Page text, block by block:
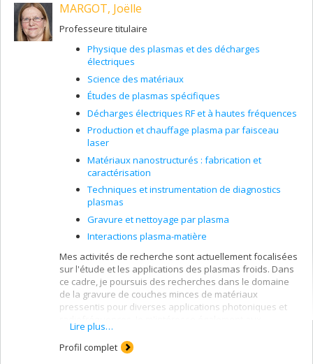
plasma en contact avec un liquide
plasma dans un liquide
plasma dans un milieu diphasique(par
exemple mélange de deux liquides immiscibles
ou mélange air-liquide, c.à.d. bulles).
En plus de la
compréhension fondamentale
science de cette nouvelle famille des plasmas, je
développe desapplications originales,
innovantes et prometteuses. Bien que le champ
d’application soit extrêmement large, je m’intéresse à
dans lastérilisation des eaux, la synthèse des
nanomatériauxetla production des carburants
propres.
Bien que le champ de recherche ''
relativement nouveau, les premiers résultats ont
montré qu'il y a unetrès belle physique
problématiques sérieuses au niveau mondial.
MARGOT, Joëlle
Professeure titulaire
Physique des plasmas et des décharges
électriques
Science des matériaux
Études de plasmas spécifiques
Décharges électriques RF et à hautes fréquences
Production et chauffage plasma par faisceau
laser
Matériaux nanostructurés : fabrication et
caractérisation
Techniques et instrumentation de diagnostics
plasmas
Gravure et nettoyage par plasma
Interactions plasma-matière
Mes activités de recherche sont actuellement focalisées
sur l'étude et les applications des plasmas froids. Dans
ce cadre, je poursuis des recherches dans le domaine
de la gravure de couches minces de matériaux
pressentis pour diverses applications photoniques et
applications des plasmas induits par laser . Ces études
revêtent à la fois un caractère fondamental et appliqué,
ce qui comprend la modélisation du plasma et sa
Lire plus…
Profil complet